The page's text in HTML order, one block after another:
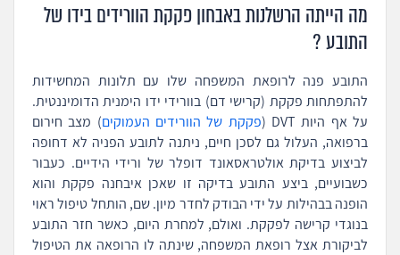
מה הייתה הרשלנות באבחון פקקת הוורידים בידו של
התובע ?
התובע פנה לרופאת המשפחה שלו עם תלונות המחשידות
להתפתחות פקקת (קרישי דם) בוורידי ידו הימנית הדומיננטית.
על אף היות DVT (
פקקת של הוורידים העמוקים) מצב חירום
ברפואה, העלול גם לסכן חיים, ניתנה לתובע הפניה לא דחופה
לביצוע בדיקת אולטראסאונד דופלר של ורידי הידיים. כעבור
כשבועיים, ביצע התובע בדיקה זו שאכן איבחנה פקקת והוא
הופנה בבהילות על ידי הבודק לחדר מיון. שם, הותחל טיפול ראוי
בנוגדי קרישה לפקקת. ואולם, למחרת היום, כאשר חזר התובע
לביקורת אצל רופאת המשפחה, שינתה לו הרופאה את הטיפול